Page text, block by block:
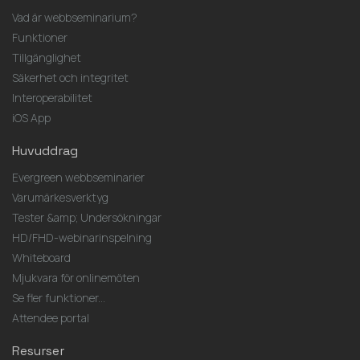
Vad är webbseminarium?
Funktioner
Tillgänglighet
Säkerhet och integritet
Interoperabilitet
iOS App
Huvuddrag
Evergreen webbseminarier
Varumärkesverktyg
Tester &amp; Undersökningar
HD/FHD-webinarinspelning
Whiteboard
Mjukvara för onlinemöten
Se fler funktioner...
Attendee portal
Resurser